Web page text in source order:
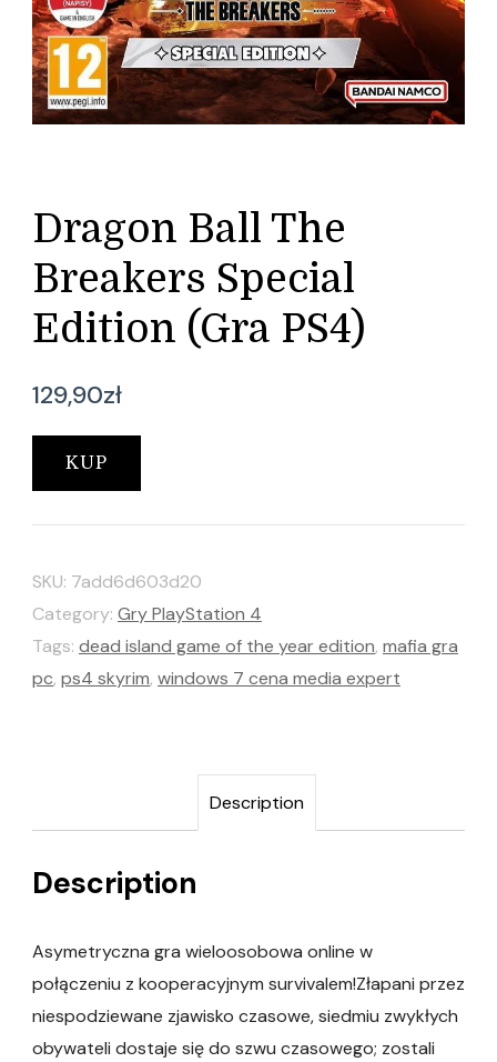
Dragon Ball The
Breakers Special
Edition (Gra PS4)
129,90zł
KUP
SKU: 7add6d603d20
Category: Gry PlayStation 4
Tags: dead island game of the year edition, mafia gra
pc, ps4 skyrim, windows 7 cena media expert
Description
Description
Asymetryczna gra wieloosobowa online w
połączeniu z kooperacyjnym survivalem!Złapani przez
niespodziewane zjawisko czasowe, siedmiu zwykłych
obywateli dostaje się do szwu czasowego; zostali